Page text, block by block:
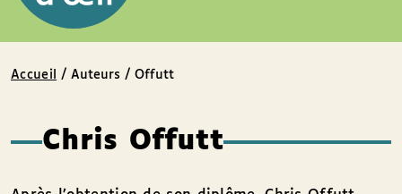
un
EAN
Accueil / Auteurs / Offutt
Chris Offutt